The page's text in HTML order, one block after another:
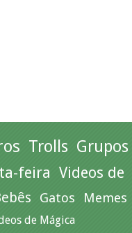
Trolls Grupos
feira Videos de
Gatos Memes
de Mágica